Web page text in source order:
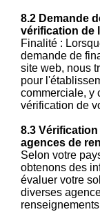
8.2 Demande
vérification de
Finalité :
demande de
site web, nous
pour
commerciale, y
vérification de
8.3
agences de
Selon votre
obtenons des
évaluer votre
diverses
renseignements